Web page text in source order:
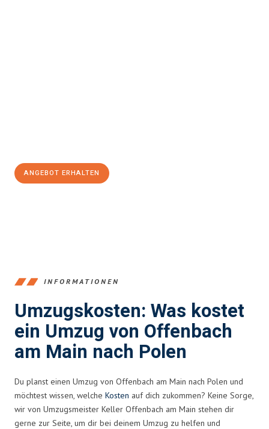
ANGEBOT ERHALTEN
INFORMATIONEN
Umzugskosten: Was kostet
ein Umzug von Offenbach
am Main nach Polen
Du planst einen Umzug von Offenbach am Main nach Polen und
möchtest wissen, welche Kosten auf dich zukommen? Keine Sorge,
wir von Umzugsmeister Keller Offenbach am Main stehen dir
gerne zur Seite, um dir bei deinem Umzug zu helfen und